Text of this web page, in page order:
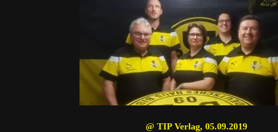
@ TIP Verlag, 05.09.2019